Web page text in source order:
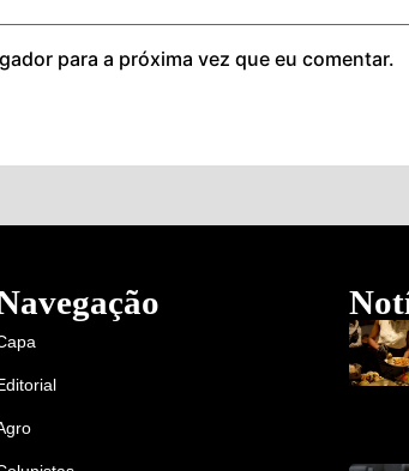
para a próxima vez que eu comentar.